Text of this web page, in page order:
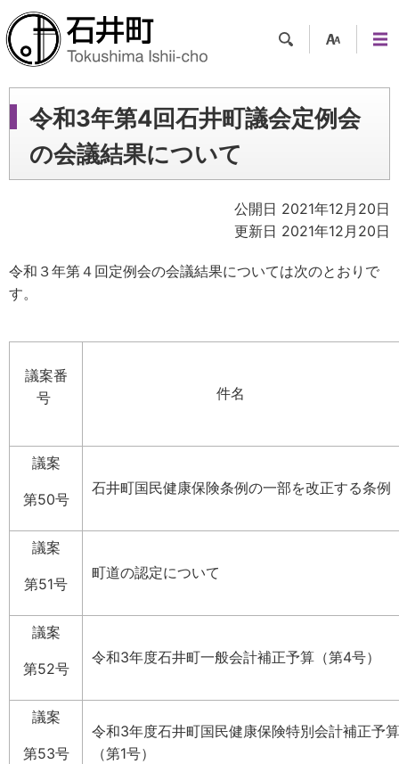
ツー
ル
ュー
令和3年第4回石井町議会定例会
の会議結果について
公開日 2021年12月20日
更新日 2021年12月20日
令和３年第４回定例会の会議結果については次のとおりで
す。
議案番
号
件名
議案
第50号
石井町国民健康保険条例の一部を改正する条例
議案
第51号
町道の認定について
議案
第52号
令和3年度石井町一般会計補正予算（第4号）
議案
第53号
令和3年度石井町国民健康保険特別会計補正予算
（第1号）